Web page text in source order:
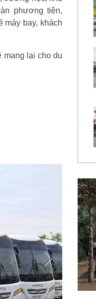
phương tiện,
máy bay, khách
mang lại cho du